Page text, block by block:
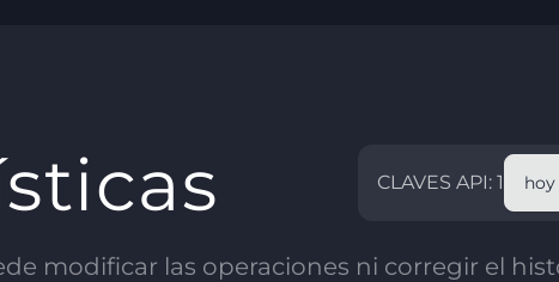
CLAVES API: 1 hoy
modificar las operaciones ni corregir el